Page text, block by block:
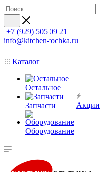
+7 (929) 505 09 21
info@kitchen-tochka.ru
Каталог
Остальное
Запчасти
Оборудование
Акции